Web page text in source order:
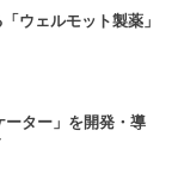
ウェルモット製薬」
ーター」を開発・導